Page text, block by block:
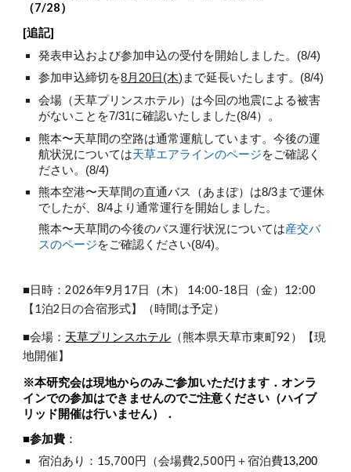
（7/28）
[追記]
発表申込および参加申込の受付を開始しました。(8/4)
参加申込締切を8月20日(木) まで延長いたします。(8/4)
会場（天草プリンスホテル）は今回の地震による被害
がないことを7/31に確認いたしました(8/4）。
熊本〜天草間の空路は通常運航しています。今後の運
航状況については天草エアラインのページをご確認く
ださい。(8/4)
熊本空港〜天草間の直通バス（あまぽ）は8/3まで運休
でしたが、8/4より通常運行を開始しました。
熊本〜天草間の今後のバス運行状況については産交バ
スのページをご確認ください(8/4)。
■日時：2026年9月 17日 （木） 14:00-18日（金）12:00
【1泊2日の合宿形式】（時間は予定）
■会場： 天草プリンスホテル （熊本県天草市東町92 ）【現
地開催】
※本研究会は現地からのみご参加いただけます．オンラ
インでの参加はできませんのでご注意ください（ハイブ
リッド開催は行いません）．
■参加費 ：
宿泊あり： 15,700円 （会場費2,500円 ＋宿泊費13,200